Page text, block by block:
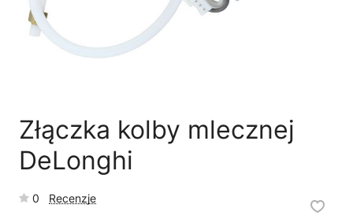
Złączka kolby mlecznej
DeLonghi
0 Recenzje